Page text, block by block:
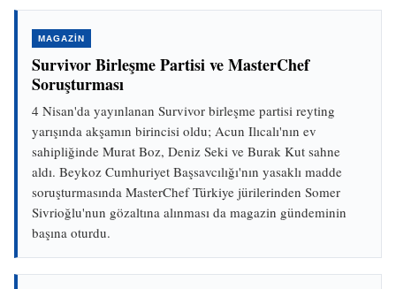
MAGAZİN
Survivor Birleşme Partisi ve MasterChef
Soruşturması
4 Nisan'da yayınlanan Survivor birleşme partisi reyting
yarışında akşamın birincisi oldu; Acun Ilıcalı'nın ev
sahipliğinde Murat Boz, Deniz Seki ve Burak Kut sahne
aldı. Beykoz Cumhuriyet Başsavcılığı'nın yasaklı madde
soruşturmasında MasterChef Türkiye jürilerinden Somer
Sivrioğlu'nun gözaltına alınması da magazin gündeminin
başına oturdu.